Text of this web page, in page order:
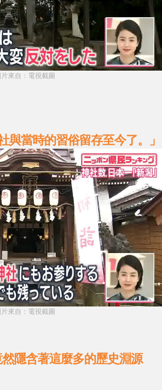
片來自：電視截圖
與當時的習俗留存至今了。」
片來自：電視截圖
然隱含著這麼多的歷史淵源